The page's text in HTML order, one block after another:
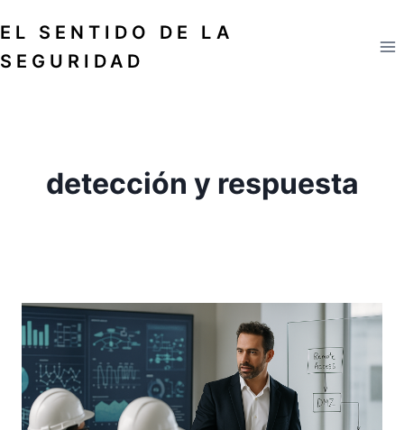
al
contenido
EL SENTIDO DE LA
SEGURIDAD
detección y respuesta